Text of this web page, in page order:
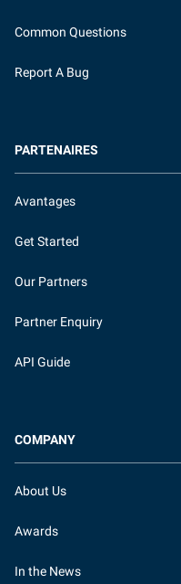
Common Questions
Report A Bug
PARTENAIRES
Avantages
Get Started
Our Partners
Partner Enquiry
API Guide
COMPANY
About Us
Awards
In the News